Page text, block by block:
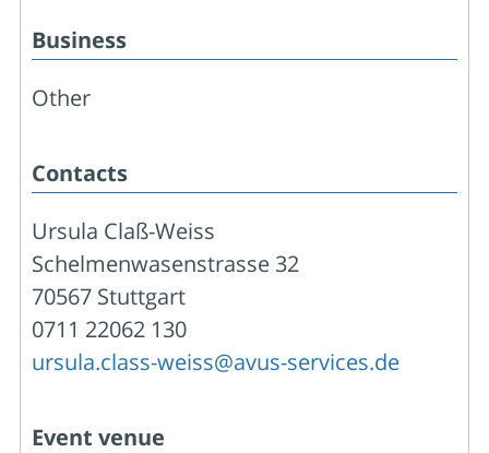
Business
Other
Contacts
Ursula Claß-Weiss
Schelmenwasenstrasse 32
70567 Stuttgart
0711 22062 130
ursula.class-weiss@avus-services.de
Event venue